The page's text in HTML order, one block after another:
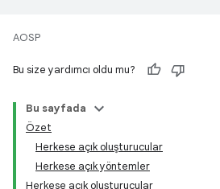
AOSP
Bu size yardımcı oldu mu?
Bu sayfada
Özet
Herkese açık oluşturucular
Herkese açık yöntemler
Herkese açık oluşturucular